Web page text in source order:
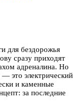
для бездорожья
сразу приходят
адреналина. Но
это электрический
и каменные
за последние